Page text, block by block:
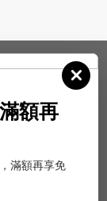
滿額再
滿額再享免